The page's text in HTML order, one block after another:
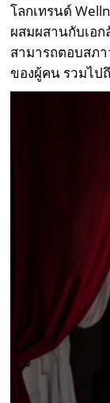
โลกเทรนด์
ผสมผสานกับเอ
สามารถตอบสภ
ของผู้คน รวมไป